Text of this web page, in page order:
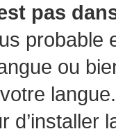
pas
probable
ou
d’installer